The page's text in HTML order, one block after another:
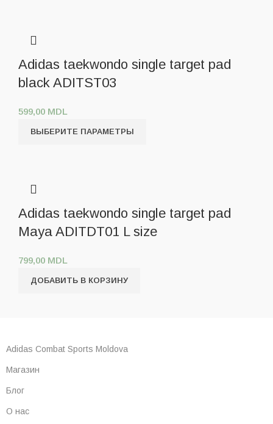
Adidas taekwondo single target pad
black ADITST03
599,00 MDL
ВЫБЕРИТЕ ПАРАМЕТРЫ
Adidas taekwondo single target pad
Maya ADITDT01 L size
799,00 MDL
ДОБАВИТЬ В КОРЗИНУ
Adidas Combat Sports Moldova
Магазин
Блог
О нас